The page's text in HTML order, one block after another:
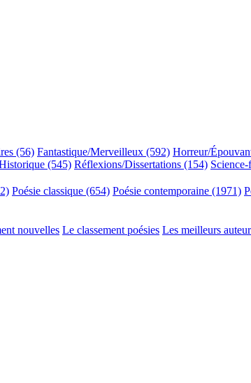
(56) Fantastique/Merveilleux (592) Horreur/
(545) Réflexions/Dissertations (154)
Poésie classique (654) Poésie contemporaine (1971)
nouvelles Le classement poésies Les meilleurs